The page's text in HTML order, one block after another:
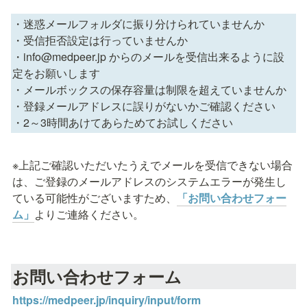
・迷惑メールフォルダに振り分けられていませんか
・受信拒否設定は行っていませんか
・info@medpeer.jp からのメールを受信出来るように設
定をお願いします
・メールボックスの保存容量は制限を超えていませんか
・登録メールアドレスに誤りがないかご確認ください
・2～3時間あけてあらためてお試しください
※上記ご確認いただいたうえでメールを受信できない場合
は、ご登録のメールアドレスのシステムエラーが発生し
ている可能性がございますため、
「お問い合わせフォー
ム」 よりご連絡ください。
お問い合わせフォーム
https://medpeer.jp/inquiry/input/form